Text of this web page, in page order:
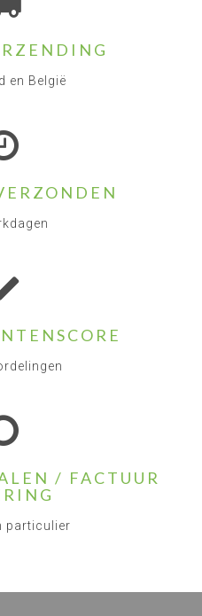
en België
/ FACTUUR
particulier